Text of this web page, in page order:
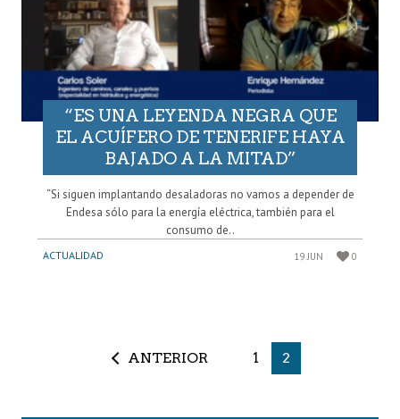
“ES UNA LEYENDA NEGRA QUE
EL ACUÍFERO DE TENERIFE HAYA
BAJADO A LA MITAD”
“Si siguen implantando desaladoras no vamos a depender de
Endesa sólo para la energía eléctrica, también para el
consumo de..
ACTUALIDAD 19 JUN 0
ANTERIOR 1 2